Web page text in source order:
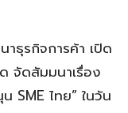
ธุรกิจการค้า เปิด
จัดสัมมนาเรื่อง
SME ไทย” ในวัน